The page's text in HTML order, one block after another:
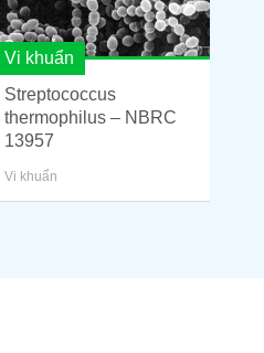
Vi khuẩn
Streptococcus
thermophilus – NBRC
13957
Vi khuẩn